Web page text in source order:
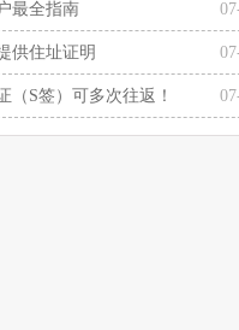
最全指南
供住址证明
（S签）可多次往返！